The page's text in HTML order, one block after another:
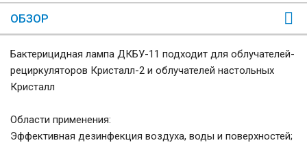
ОБЗОР
Бактерицидная лампа ДКБУ-11 подходит для облучателей-
рециркуляторов Кристалл-2 и облучателей настольных
Кристалл
Области применения:
Эффективная дезинфекция воздуха, воды и поверхностей;